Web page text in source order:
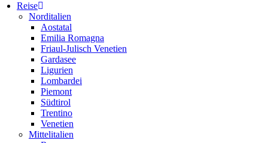
Reise
Norditalien
Aostatal
Emilia Romagna
Friaul-Julisch Venetien
Gardasee
Ligurien
Lombardei
Piemont
Südtirol
Trentino
Venetien
Mittelitalien